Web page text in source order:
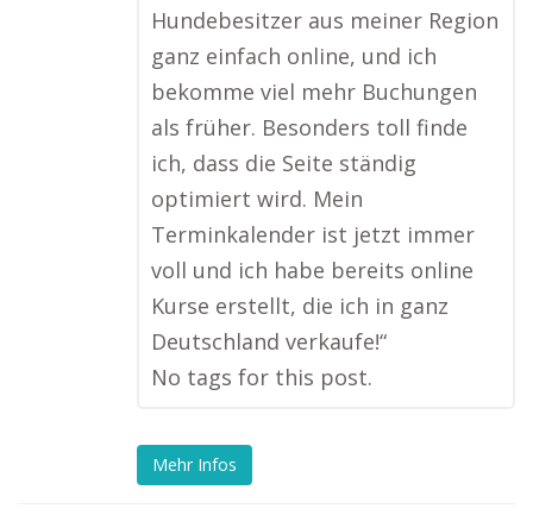
Hundebesitzer aus meiner Region
ganz einfach online, und ich
bekomme viel mehr Buchungen
als früher. Besonders toll finde
ich, dass die Seite ständig
optimiert wird. Mein
Terminkalender ist jetzt immer
voll und ich habe bereits online
Kurse erstellt, die ich in ganz
Deutschland verkaufe!“
No tags for this post.
Mehr Infos